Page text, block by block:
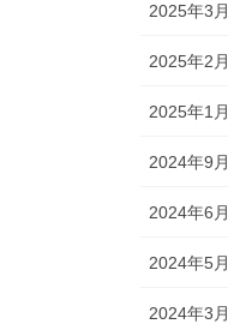
2025年3月
2025年2月
2025年1月
2024年9月
2024年6月
2024年5月
2024年3月